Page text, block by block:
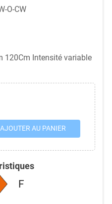
O-CW
options
120Cm Intensité variable
AJOUTER AU PANIER
F